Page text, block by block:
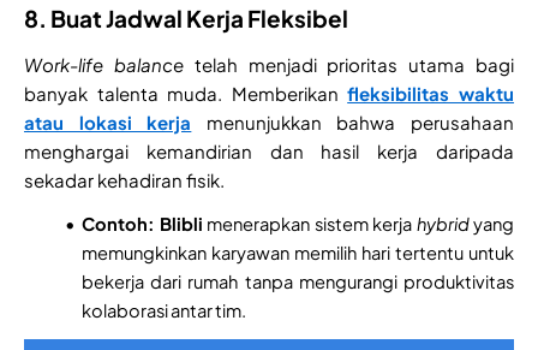
8. Buat Jadwal Kerja Fleksibel
Work-life balancetelah menjadi prioritas utama bagi
banyak talenta muda. Memberikanfleksibilitas waktu
atau lokasi kerja menunjukkan bahwa perusahaan
menghargai kemandirian dan hasil kerja daripada
sekadar kehadiran fisik.
Contoh: Blibli menerapkan sistem kerja hybridyang
memungkinkan karyawan memilih hari tertentu untuk
bekerja dari rumah tanpa mengurangi produktivitas
kolaborasi antar tim.